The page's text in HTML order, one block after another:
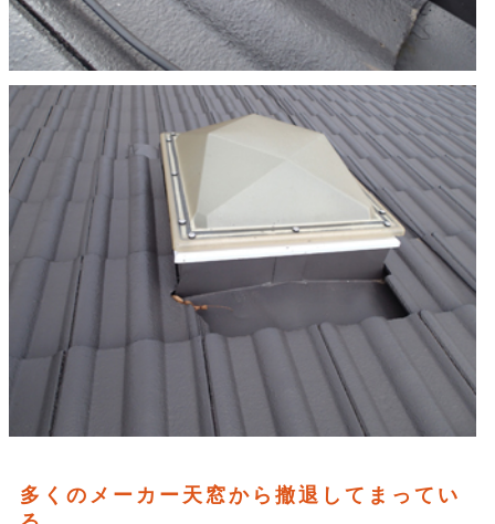
多くのメーカー天窓から撤退してまってい